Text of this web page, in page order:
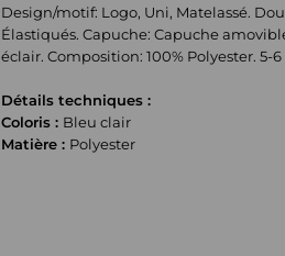
Design/motif: Logo, Uni, Matelassé.
Élastiqués. Capuche: Capuche
éclair. Composition: 100% Polyester. 5-6
Détails techniques :
Coloris : Bleu clair
Matière : Polyester